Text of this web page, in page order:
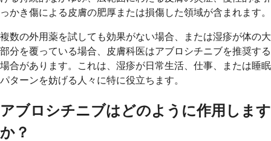
っかき傷による皮膚の肥厚または損傷した領域が含まれます。
複数の外用薬を試しても効果がない場合、または湿疹が体の大
部分を覆っている場合、皮膚科医はアブロシチニブを推奨する
場合があります。これは、湿疹が日常生活、仕事、または睡眠
パターンを妨げる人々に特に役立ちます。
アブロシチニブはどのように作用します
か？